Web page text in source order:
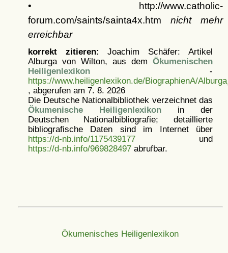
• http://www.catholic-
forum.com/saints/sainta4x.htm nicht mehr
erreichbar
korrekt zitieren: Joachim Schäfer: Artikel
Alburga von Wilton, aus dem Ökumenischen
Heiligenlexikon-
https://www.heiligenlexikon.de/BiographienA/
, abgerufen am 7. 8. 2026
Die Deutsche Nationalbibliothek verzeichnet das
Ökumenische Heiligenlexikonin der
Deutschen Nationalbibliografie; detaillierte
bibliografische Daten sind im Internet über
https://d-nb.info/1175439177und
https://d-nb.info/969828497abrufbar.
Ökumenisches Heiligenlexikon